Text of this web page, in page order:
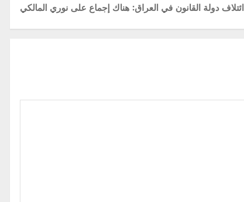
ائتلاف دولة القانون في العراق: هناك إجماع على نوري المالكي